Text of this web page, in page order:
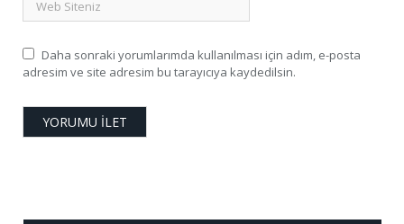
Daha sonraki yorumlarımda kullanılması için adım, e-posta
adresim ve site adresim bu tarayıcıya kaydedilsin.